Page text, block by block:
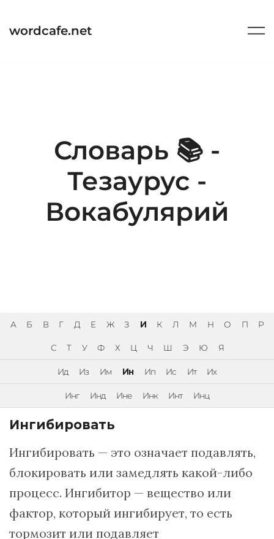
содержимому
wordcafe.net
Словарь 📚 -
Тезаурус -
Вокабулярий
А Б В Г Д Е Ж З И К Л М Н О П Р
С Т У Ф Х Ц Ч Ш Э Ю Я
Ид Из Им Ин Ип Ис Ит Их
Инг Инд Ине Инк Инт Инц
Ингибировать
Ингибировать — это означает подавлять,
блокировать или замедлять какой-либо
процесс. Ингибитор — вещество или
фактор, который ингибирует, то есть
тормозит или подавляет